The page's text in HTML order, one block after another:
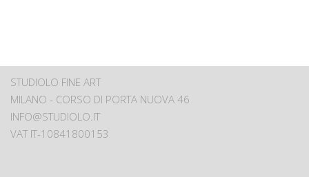
STUDIOLO FINE ART
MILANO - CORSO DI PORTA NUOVA 46
INFO@STUDIOLO.IT
VAT IT-10841800153